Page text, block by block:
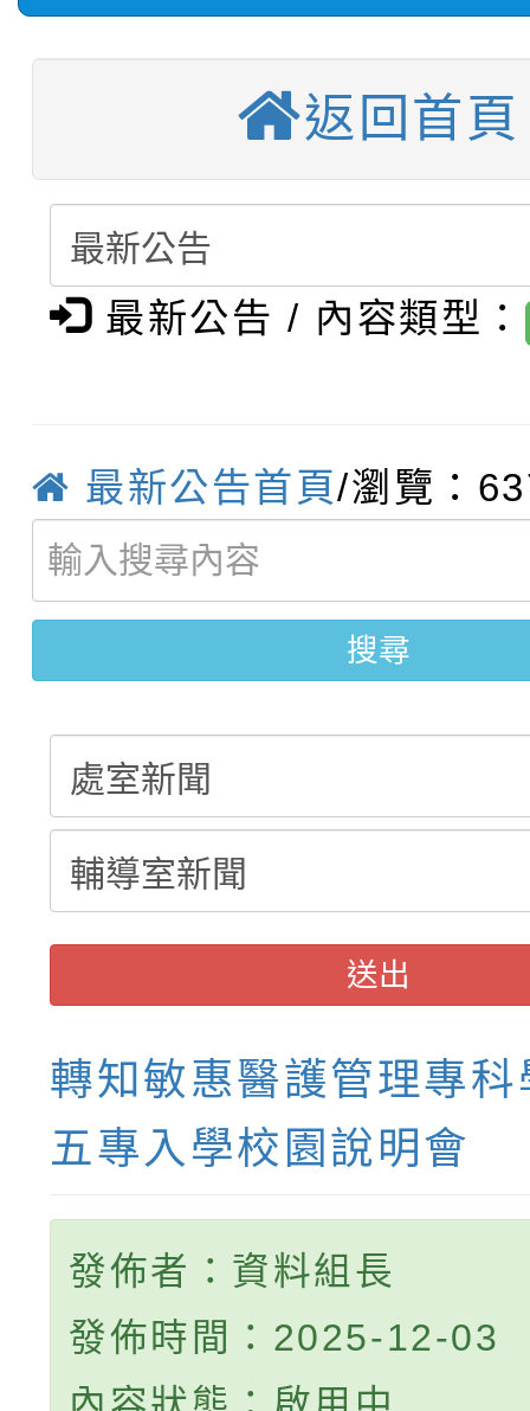
結果(第3招)
學年度第1學期第9次
【甄選結果(第12招)】
結果(第12招)
賽及師生本土語及新住
賽實施要點
轉知：「桃園市115學
比賽實施要點」
轉知：「115年金融知
轉知臺中市政府政風處
畫影片一案
劇比賽實施要點」及修
表
轉知：桃園市115年度
敬師藝文競賽』實施計
【甄選結果(第11招)】
學年度第1學期第7次代
結果(第11招)
【甄選結果(第3招)】
學年度第1學期第9次代
結果(第3招)
返回首頁
最新公告 / 內容類型：
最新公告首頁/瀏覽：
搜尋
送出
轉知敏惠醫護管理專
五專入學校園說明會
發佈者：資料組長
發佈時間：2025-12-03